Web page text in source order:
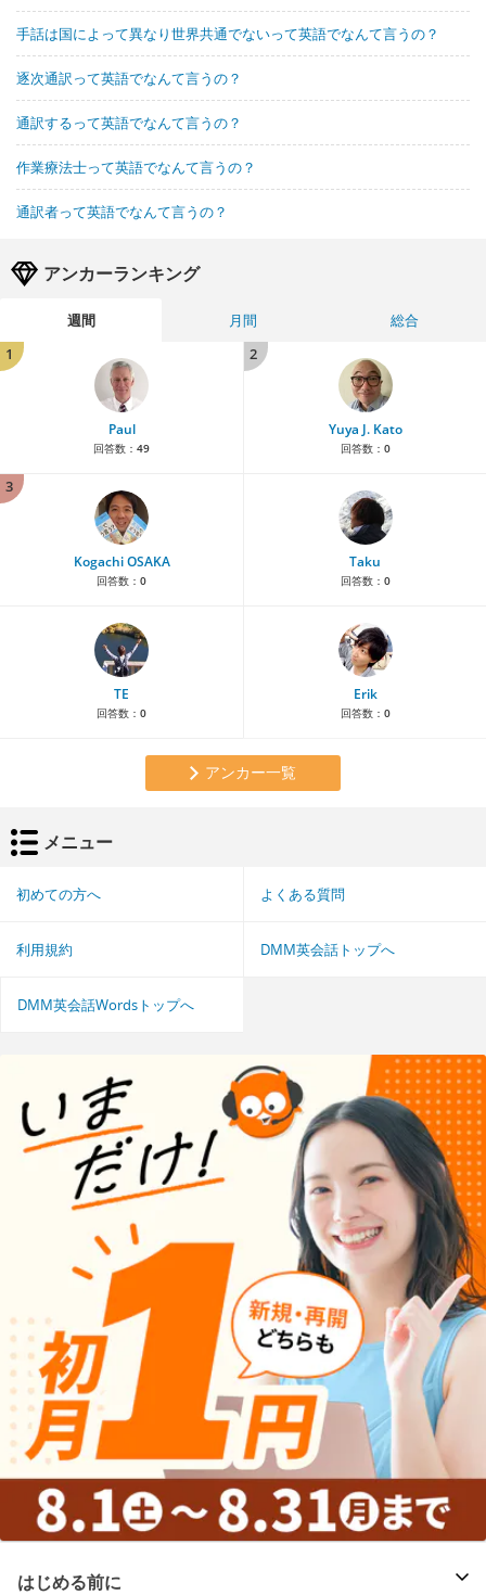
手話は国によって異なり世界共通でないって英語でなんて言うの？
逐次通訳って英語でなんて言うの？
通訳するって英語でなんて言うの？
作業療法士って英語でなんて言うの？
通訳者って英語でなんて言うの？
アンカーランキング
週間 月間
総合
1
Paul
回答数： 49
2
Yuya J. Kato
回答数： 0
3
Kogachi OSAKA
回答数： 0
Taku
回答数： 0
TE
回答数： 0
Erik
回答数： 0
アンカー一覧
メニュー
初めての方へ よくある質問
利用規約 DMM英会話トップへ
DMM英会話Wordsトップへ
はじめる前に